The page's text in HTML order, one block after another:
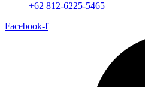
+62 812-6225-5465
Facebook-f